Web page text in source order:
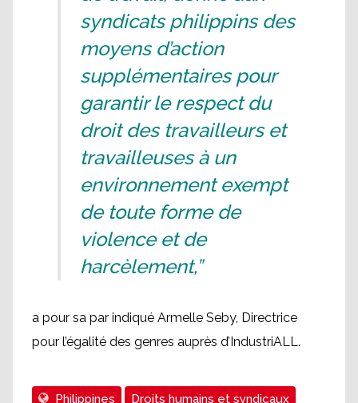
syndicats philippins des
moyens d’action
supplémentaires pour
garantir le respect du
droit des travailleurs et
travailleuses à un
environnement exempt
de toute forme de
violence et de
harcèlement,”
a pour sa par indiqué Armelle Seby, Directrice
pour l’égalité des genres auprès d’IndustriALL.
Philippines Droits humains et syndicaux